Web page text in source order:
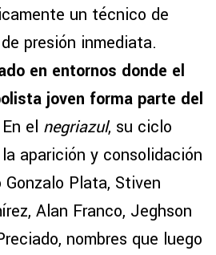
un técnico de
presión inmediata.
en entornos donde el
joven forma parte del
el negriazul, su ciclo
aparición y consolidación
Plata, Stiven
Alan Franco, Jeghson
nombres que luego